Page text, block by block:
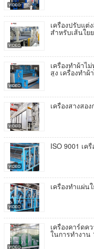
เครื่องปรับแต่
สําหรับเส้นใย
เครื่องทำผ้าไ
สูง เครื่องทำผ้
เครื่องสางสอ
ISO 9001 เค
เครื่องทำแผ่น
เครื่องคาร์ดค
ในการทํางาน